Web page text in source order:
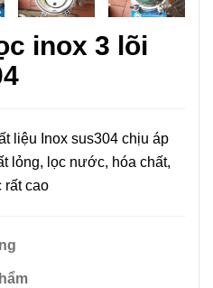
inox 3 lõi
liệu Inox sus304 chịu áp
lỏng, lọc nước, hóa chất,
rất cao